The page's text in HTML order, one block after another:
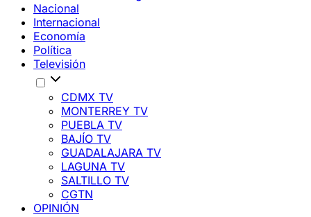
Nacional
Internacional
Economía
Política
Televisión
CDMX TV
MONTERREY TV
PUEBLA TV
BAJÍO TV
GUADALAJARA TV
LAGUNA TV
SALTILLO TV
CGTN
OPINIÓN